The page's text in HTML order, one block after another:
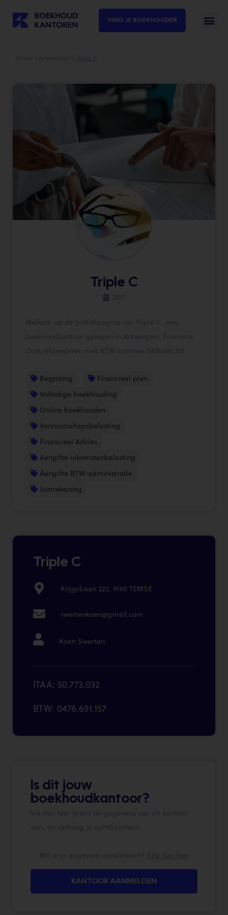
VIND JE BOEKHOUDER
Triple C
2017
Welkom op de profielpagina van Triple C, een
boekhoudkantoor gelegen in Antwerpen, Provincie
Oost-Vlaanderen met BTW nummer 0476.691.157
Begroting
Financieel plan
Volledige boekhouding
Online boekhouden
Vennootschapsbelasting
Financieel Advies
Aangifte inkomstenbelasting
Aangifte BTW-administratie
Jaarrekening
Triple C
Krijgsbaan 222, 9140 TEMSE
swertenkoen@gmail.com
Koen Swerten
ITAA: 50.773.032
BTW: 0476.691.157
Is dit jouw
boekhoudkantoor?
Vul dan hier gratis de gegevens van dit kantoor
aan, en verhoog je zichtbaarheid
Wil je je gegevens verwijderen? Klik dan hier
KANTOOR AANMELDEN